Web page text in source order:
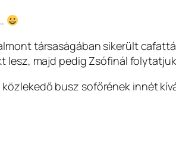
társaságában sikerült
lesz, majd pedig Zsófinál
közlekedő busz sofőrének innét